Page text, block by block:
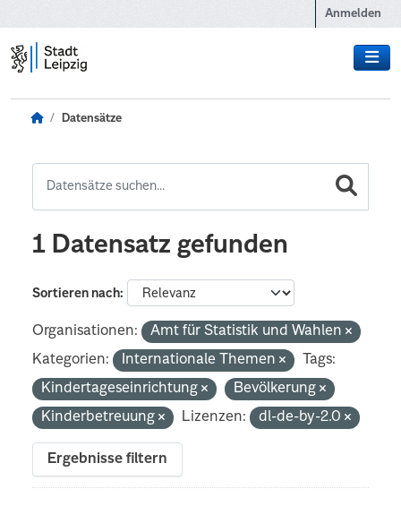
Anmelden
Datensätze
1 Datensatz gefunden
Sortieren nach
Organisationen:
Amt für Statistik und Wahlen
Kategorien:
Internationale Themen
Tags:
Kindertageseinrichtung
Bevölkerung
Kinderbetreuung
Lizenzen: dl-de-by-2.0
Ergebnisse filtern